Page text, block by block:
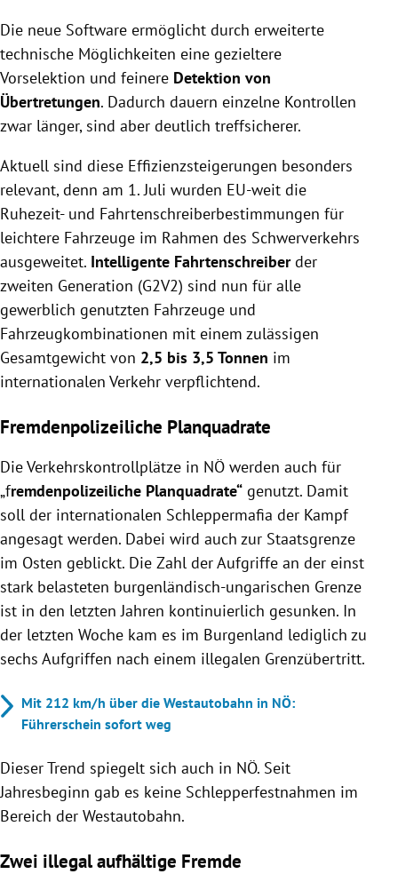
Die neue Software ermöglicht durch erweiterte
technische Möglichkeiten eine gezieltere
Vorselektion und feinere Detektion von
Übertretungen. Dadurch dauern einzelne Kontrollen
zwar länger, sind aber deutlich treffsicherer.
Aktuell sind diese Effizienzsteigerungen besonders
relevant, denn am 1. Juli wurden EU-weit die
Ruhezeit- und Fahrtenschreiberbestimmungen für
leichtere Fahrzeuge im Rahmen des Schwerverkehrs
ausgeweitet. Intelligente Fahrtenschreiberder
zweiten Generation (G2V2) sind nun für alle
gewerblich genutzten Fahrzeuge und
Fahrzeugkombinationen mit einem zulässigen
Gesamtgewicht von 2,5 bis 3,5 Tonnen im
internationalen Verkehr verpflichtend.
Fremdenpolizeiliche Planquadrate
Die Verkehrskontrollplätze in NÖ werden auch für
„fremdenpolizeiliche Planquadrate“ genutzt. Damit
soll der internationalen Schleppermafia der Kampf
angesagt werden. Dabei wird auch zur Staatsgrenze
im Osten geblickt. Die Zahl der Aufgriffe an der einst
stark belasteten burgenländisch-ungarischen Grenze
ist in den letzten Jahren kontinuierlich gesunken. In
der letzten Woche kam es im Burgenland lediglich zu
sechs Aufgriffen nach einem illegalen Grenzübertritt.
Mit 212 km/h über die Westautobahn in NÖ:
Führerschein sofort weg
Dieser Trend spiegelt sich auch in NÖ. Seit
Jahresbeginn gab es keine Schlepperfestnahmen im
Bereich der Westautobahn.
Zwei illegal aufhältige Fremde